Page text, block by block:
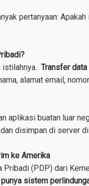
pertanyaan:
istilahnya. Transfer
alamat email,
aplikasi buatan luar
disimpan di server
ke Amerika
Pribadi (PDP) dari
sistem